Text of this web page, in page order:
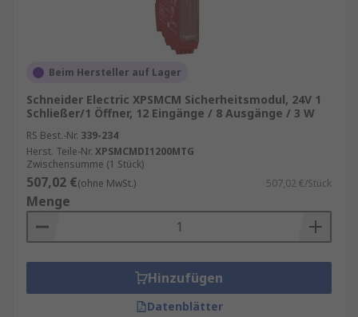
Beim Hersteller auf Lager
Schneider Electric XPSMCM Sicherheitsmodul, 24V 1
Schließer/1 Öffner, 12 Eingänge / 8 Ausgänge / 3 W
RS Best.-Nr. 339-234
Herst. Teile-Nr. XPSMCMDI1200MTG
Zwischensumme (1 Stück)
507,02 €(ohne MwSt.) 507,02 €/Stück
Menge
Hinzufügen
Datenblätter